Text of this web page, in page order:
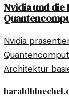
Nvidia und
Nvidia
Architektur
die Zukunft der